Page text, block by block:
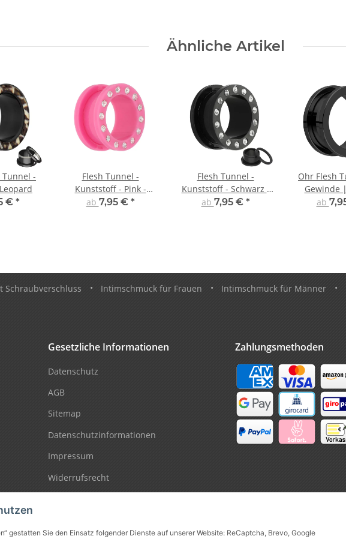
gestatten Sie den Einsatz folgender Dienste auf unserer Website: ReCaptcha, Brevo, Google
Ähnliche Artikel
Tunnel -
€ *
Flesh Tunnel -
Kunststoff - Pink -
Kristall
ab 7,95 € *
Flesh Tunnel -
Kunststoff - Schwarz -
Kristall
ab 7,95 € *
Ohr Flesh
Gewinde
ab
Schraubverschluss • Intimschmuck für Frauen • Intimschmuck für Männer •
Gesetzliche Informationen
Datenschutz
AGB
Sitemap
Datenschutzinformationen
Impressum
Widerrufsrecht
Zahlungsmethoden